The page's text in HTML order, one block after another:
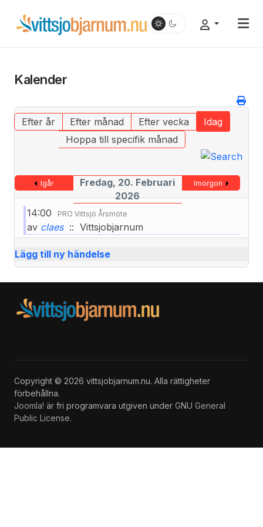
Kalender
Efter år Efter månad Efter vecka
Idag
Hoppa till specifik månad
Igår
Fredag, 20. Februari
2026
Imorgon
14:00 PRO Vittsjö Årsmöte
av claes:: Vittsjobjarnum
Lägg till ny händelse
Copyright © 2026 vittsjobjarnum.nu. Alla rättigheter
förbehållna.
Joomla! är fri programvara utgiven under GNU General
Public License.